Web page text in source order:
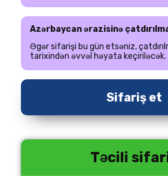
Azərbaycan ərazisinə
Əgər sifarişi bu gün etsəniz,
tarixindən əvvəl həyata keçiriləcək.
Sifariş et
Təcili